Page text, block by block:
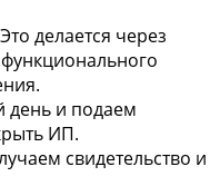
делается через
день и подаем
ИП.
свидетельство и